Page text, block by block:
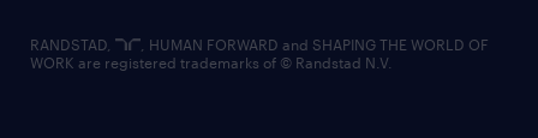
RANDSTAD,
, HUMAN FORWARD and SHAPING THE WORLD OF
WORK are registered trademarks of © Randstad N.V.